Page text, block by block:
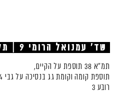
תמ"א 38 תוספת על הקיים,
תוספת קומה וקומת גג בנסיכה על גבי 4 קומות קיימות.
רובע 3